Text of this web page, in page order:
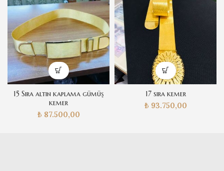
15 Sıra altın kaplama gümüş
kemer
₺ 87.500,00
17 sıra kemer
₺ 93.750,00